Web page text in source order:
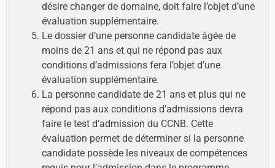
désire changer de domaine, doit faire l’objet d’une
évaluation supplémentaire.
Le dossier d’une personne candidate âgée de
moins de 21 ans et qui ne répond pas aux
conditions d’admissions fera l’objet d’une
évaluation supplémentaire.
La personne candidate de 21 ans et plus qui ne
répond pas aux conditions d’admissions devra
faire le test d’admission du CCNB. Cette
évaluation permet de déterminer si la personne
candidate possède les niveaux de compétences